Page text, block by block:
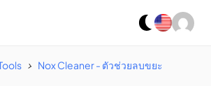
Nox Cleaner - ตัวช่วยลบขยะ